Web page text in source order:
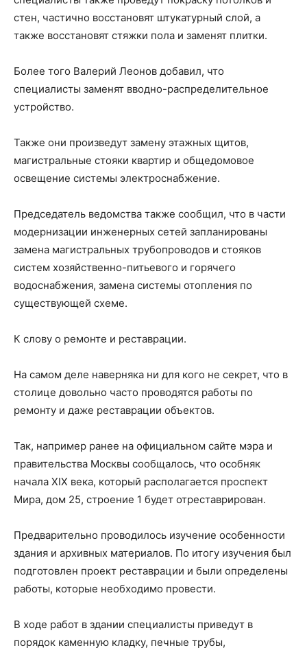
стен, частично восстановят штукатурный слой, а
также восстановят стяжки пола и заменят плитки.
Более того Валерий Леонов добавил, что
специалисты заменят вводно-распределительное
устройство.
Также они произведут замену этажных щитов,
магистральные стояки квартир и общедомовое
освещение системы электроснабжение.
Председатель ведомства также сообщил, что в части
модернизации инженерных сетей запланированы
замена магистральных трубопроводов и стояков
систем хозяйственно-питьевого и горячего
водоснабжения, замена системы отопления по
существующей схеме.
К слову о ремонте и реставрации.
На самом деле наверняка ни для кого не секрет, что в
столице довольно часто проводятся работы по
ремонту и даже реставрации объектов.
Так, например ранее на официальном сайте мэра и
правительства Москвы сообщалось, что особняк
начала XIX века, который располагается проспект
Мира, дом 25, строение 1 будет отреставрирован.
Предварительно проводилось изучение особенности
здания и архивных материалов. По итогу изучения был
подготовлен проект реставрации и были определены
работы, которые необходимо провести.
В ходе работ в здании специалисты приведут в
порядок каменную кладку, печные трубы,